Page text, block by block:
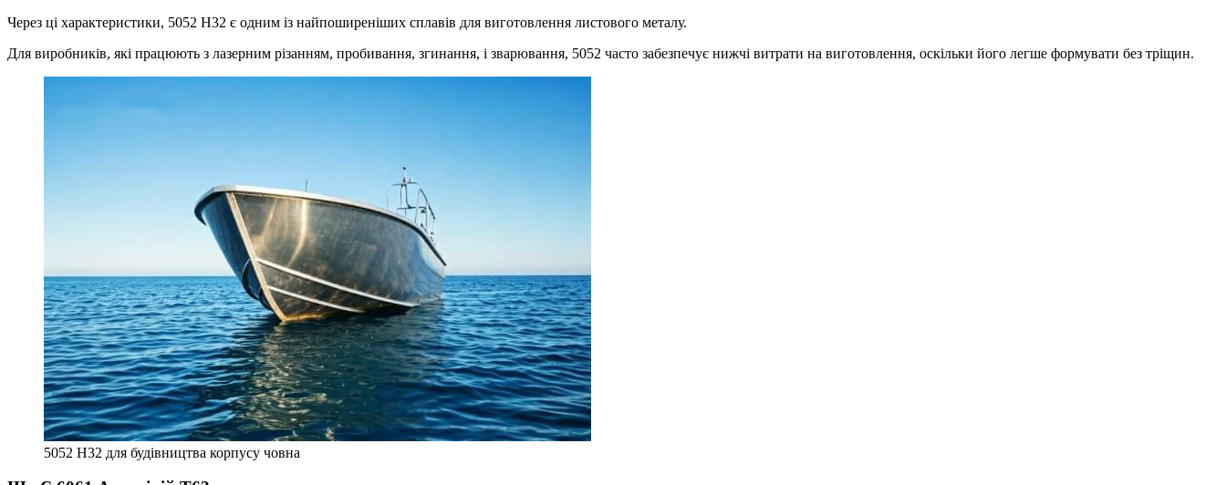
Через ці характеристики, 5052 H32 є одним із найпоширеніших сплавів для виготовлення листового металу.
Для виробників, які працюють з лазерним різанням, пробивання, згинання, і зварювання, 5052 часто забезпечує нижчі витрати на виготовлення, оскільки його легше формувати без тріщин.
5052 H32 для будівництва корпусу човна